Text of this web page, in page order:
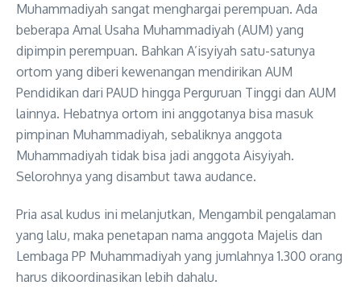
Muhammadiyah sangat menghargai perempuan. Ada
beberapa Amal Usaha Muhammadiyah (AUM) yang
dipimpin perempuan. Bahkan A’isyiyah satu-satunya
ortom yang diberi kewenangan mendirikan AUM
Pendidikan dari PAUD hingga Perguruan Tinggi dan AUM
lainnya. Hebatnya ortom ini anggotanya bisa masuk
pimpinan Muhammadiyah, sebaliknya anggota
Muhammadiyah tidak bisa jadi anggota Aisyiyah.
Selorohnya yang disambut tawa audance.
Pria asal kudus ini melanjutkan, Mengambil pengalaman
yang lalu, maka penetapan nama anggota Majelis dan
Lembaga PP Muhammadiyah yang jumlahnya 1.300 orang
harus dikoordinasikan lebih dahalu.